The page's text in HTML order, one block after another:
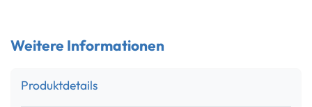
Weitere Informationen
Produktdetails